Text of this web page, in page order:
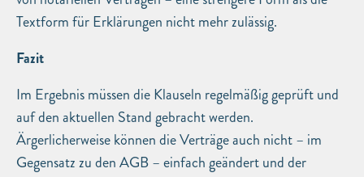
Textform für Erklärungen nicht mehr zulässig.
Fazit
Im Ergebnis müssen die Klauseln regelmäßig geprüft und
auf den aktuellen Stand gebracht werden.
Ärgerlicherweise können die Verträge auch nicht – im
Gegensatz zu den AGB – einfach geändert und der